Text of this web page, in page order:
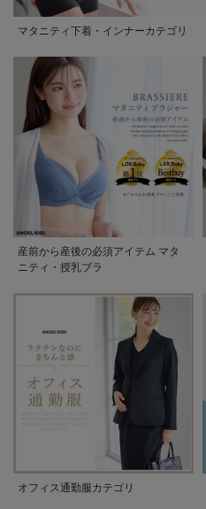
マタニティ下着・インナーカテゴリ
産前から産後の必須アイテム マタ
ニティ・授乳ブラ
オフィス通勤服カテゴリ